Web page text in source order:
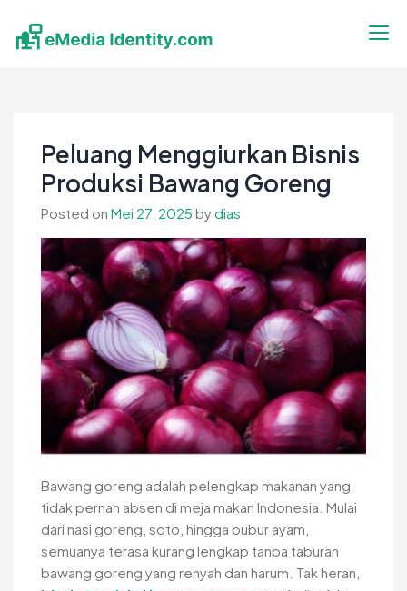
content
Peluang Menggiurkan Bisnis
Produksi Bawang Goreng
Posted on Mei 27, 2025 bydias
Bawang goreng adalah pelengkap makanan yang
tidak pernah absen di meja makan Indonesia. Mulai
dari nasi goreng, soto, hingga bubur ayam,
semuanya terasa kurang lengkap tanpa taburan
bawang goreng yang renyah dan harum. Tak heran,